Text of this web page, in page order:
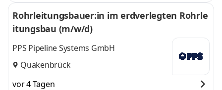
Rohrleitungsbauer:in im erdverlegten Rohrle
itungsbau (m/w/d)
PPS Pipeline Systems GmbH
Quakenbrück
vor 4 Tagen